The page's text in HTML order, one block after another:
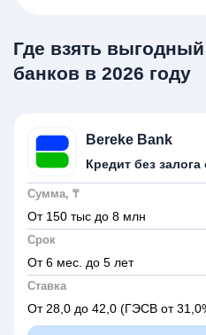
Где взять
банков в 2026 году
Bereke Bank
Кредит без залога
Сумма, ₸
От 150 тыс до 8 млн
Срок
От 6 мес. до 5 лет
Ставка
От 28,0 до 42,0 (ГЭСВ от